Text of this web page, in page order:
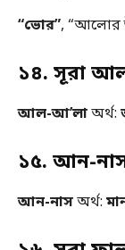
“ভোর”, “আলোর
১৪. সূরা
আল-আ’লাঅর্থ:
১৫. আন-
আন-নাসঅর্থ: